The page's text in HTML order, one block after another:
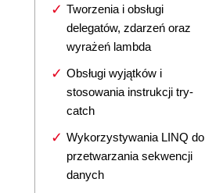
Tworzenia i obsługi
delegatów, zdarzeń oraz
wyrażeń lambda
Obsługi wyjątków i
stosowania instrukcji try-
catch
Wykorzystywania LINQ do
przetwarzania sekwencji
danych